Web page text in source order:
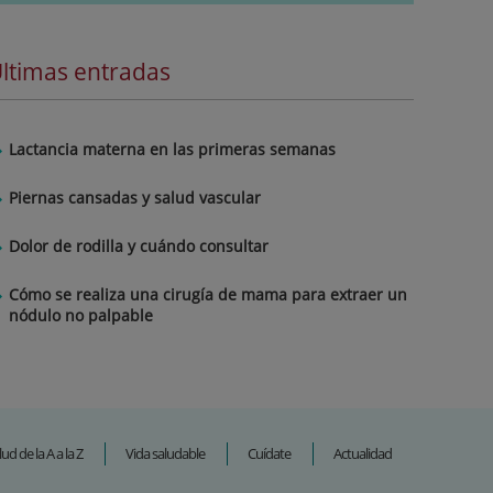
entradas
Lactancia materna en las primeras semanas
Piernas cansadas y salud vascular
Dolor de rodilla y cuándo consultar
Cómo se realiza una cirugía de mama para extraer un
nódulo no palpable
de la A a la Z Vida saludable Cuídate Actualidad